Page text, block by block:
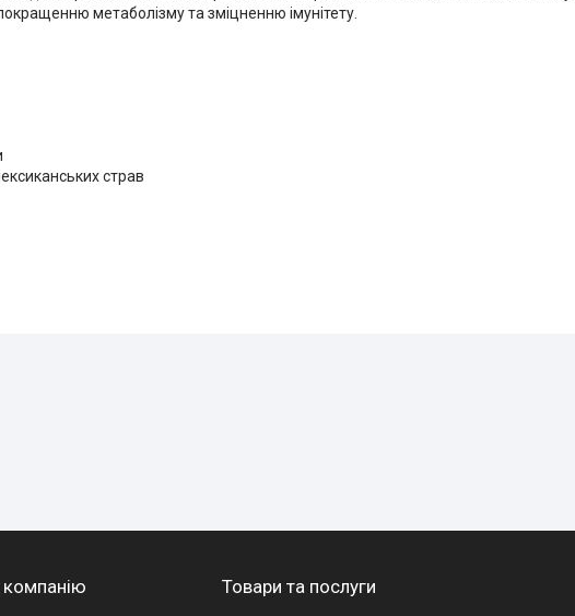
метаболізму та зміцненню імунітету.
страв
компанію Товари та послуги